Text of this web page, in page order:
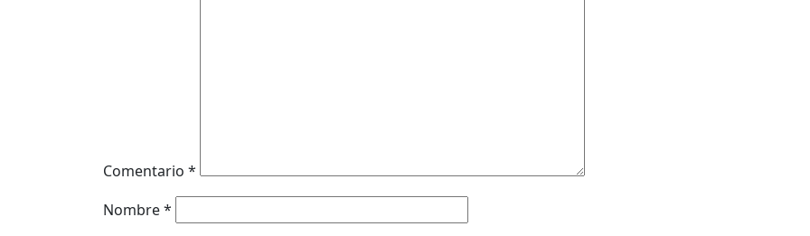
Comentario *
Nombre*